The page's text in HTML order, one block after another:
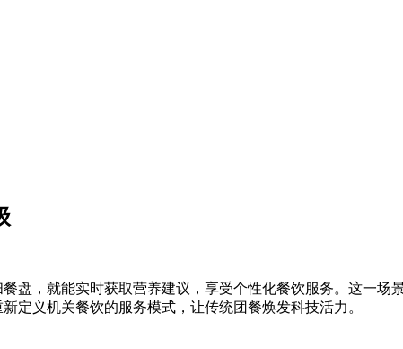
盘，就能实时获取营养建议，享受个性化餐饮服务。这一
定义机关餐饮的服务模式，让传统团餐焕发科技活力。